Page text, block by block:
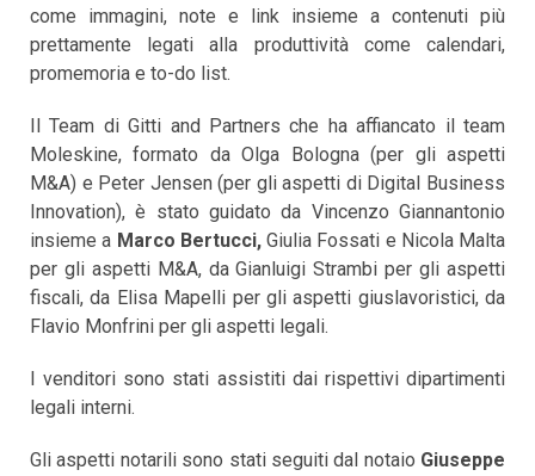
come immagini, note e link insieme a contenuti più
prettamente legati alla produttività come calendari,
promemoria e to-do list.
Il Team di Gitti and Partners che ha affiancato il team
Moleskine, formato da Olga Bologna (per gli aspetti
M&A) e Peter Jensen (per gli aspetti di Digital Business
Innovation), è stato guidato da Vincenzo Giannantonio
insieme a Marco Bertucci,Giulia Fossati e Nicola Malta
per gli aspetti M&A, da Gianluigi Strambi per gli aspetti
fiscali, da Elisa Mapelli per gli aspetti giuslavoristici, da
Flavio Monfrini per gli aspetti legali.
I venditori sono stati assistiti dai rispettivi dipartimenti
legali interni.
Gli aspetti notarili sono stati seguiti dal notaio Giuseppe